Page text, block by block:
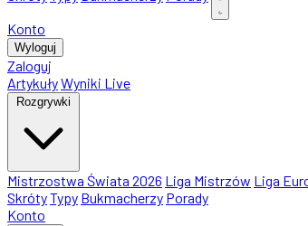
Konto
Wyloguj
Zaloguj
ArtykułyWyniki Live
Rozgrywki
Mistrzostwa Świata 2026 Liga Mistrzów Liga
SkrótyTypy Bukmacherzy Porady
Konto